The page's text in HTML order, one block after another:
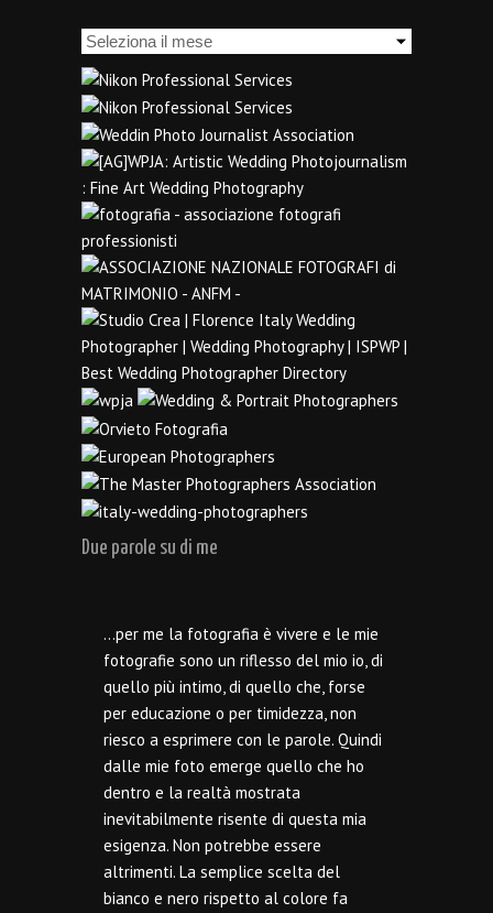
Archivi
Due parole su di me
…per me la fotografia è vivere e le mie
fotografie sono un riflesso del mio io, di
quello più intimo, di quello che, forse
per educazione o per timidezza, non
riesco a esprimere con le parole. Quindi
dalle mie foto emerge quello che ho
dentro e la realtà mostrata
inevitabilmente risente di questa mia
esigenza. Non potrebbe essere
altrimenti. La semplice scelta del
bianco e nero rispetto al colore fa